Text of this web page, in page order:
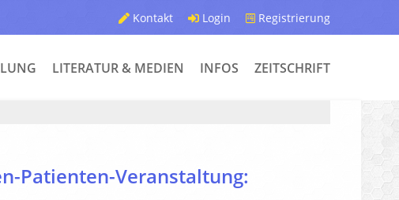
Kontakt Login Registrierung
LITERATUR & MEDIEN INFOS ZEITSCHRIFT
Patienten-Veranstaltung: